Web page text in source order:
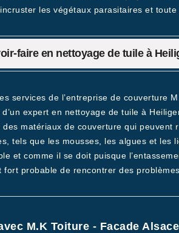
les végétaux parasitaires et
faire en nettoyage de tuile à
services de l’entreprise de couverture
d’un expert en nettoyage de tuile à
des matériaux de couverture qui peuvent
tels que les mousses, les algues et les
et comme il se doit puisque
fort probable de rencontrer des
M.K Toiture - Facade Alsace